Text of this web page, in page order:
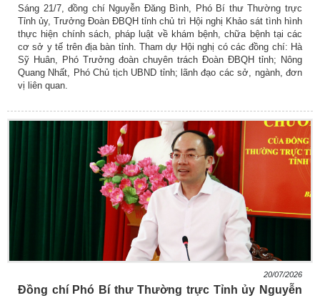
Sáng 21/7, đồng chí Nguyễn Đăng Bình, Phó Bí thư Thường trực
Tỉnh ủy, Trưởng Đoàn ĐBQH tỉnh chủ trì Hội nghị Khảo sát tình hình
thực hiện chính sách, pháp luật về khám bệnh, chữa bệnh tại các
cơ sở y tế trên địa bàn tỉnh. Tham dự Hội nghị có các đồng chí: Hà
Sỹ Huân, Phó Trưởng đoàn chuyên trách Đoàn ĐBQH tỉnh; Nông
Quang Nhất, Phó Chủ tịch UBND tỉnh; lãnh đạo các sở, ngành, đơn
vị liên quan.
20/07/2026
Đồng chí Phó Bí thư Thường trực Tỉnh ủy Nguyễn